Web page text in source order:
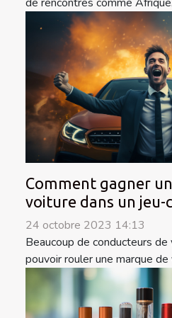
Comment gagner
voiture dans un jeu-
24 octobre 2023 14:13
Beaucoup de conducteurs
pouvoir rouler une marque de